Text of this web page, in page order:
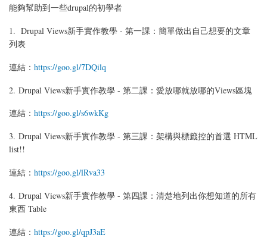
能夠幫助到一些drupal的初學者
1. Drupal Views新手實作教學 - 第一課：簡單做出自己想要的文章
列表
連結： https://goo.gl/7DQilq
2. Drupal Views新手實作教學 - 第二課：愛放哪就放哪的Views區塊
連結： https://goo.gl/s6wkKg
3. Drupal Views新手實作教學 - 第三課：架構與標籤控的首選 HTML
list!!
連結： https://goo.gl/lRva33
4. Drupal Views新手實作教學 - 第四課：清楚地列出你想知道的所有
東西 Table
連結： https://goo.gl/qpJ3aE